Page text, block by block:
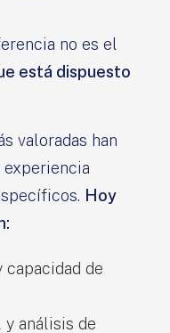
no es el
está dispuesto
valoradas han
experiencia
Hoy
de
análisis de